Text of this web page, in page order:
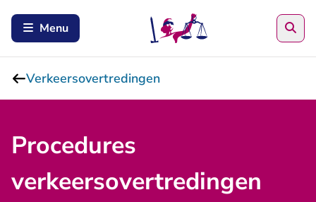
Menu
Verkeersovertredingen
Procedures
verkeersovertredingen